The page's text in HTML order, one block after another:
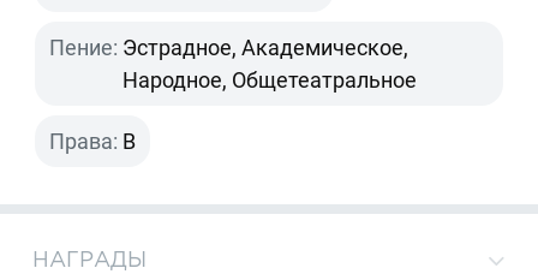
Пение: Эстрадное, Академическое,
Народное, Общетеатральное
Права: B
НАГРАДЫ